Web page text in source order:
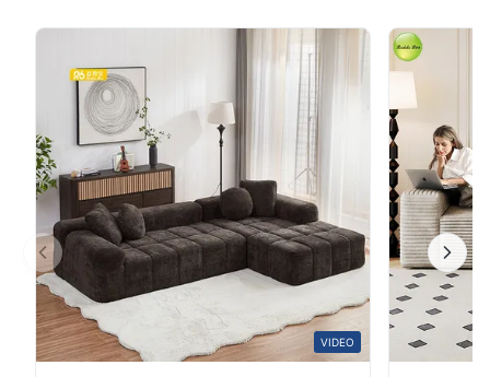
superficie trattata con un rivestimento anti macchia.e
spargimenti quotidiani come caffè o succo possono
essere rapidamente puliti ...
VIDEO